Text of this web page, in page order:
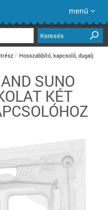
menü
Keresés
Hosszabbító, kapcsoló, dugalj
SUNO
KÉT